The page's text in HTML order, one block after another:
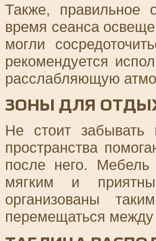
Также, правильное
время сеанса
могли
рекомендуется
расслабляющую
ЗОНЫ ДЛЯ
Не стоит
пространства
после него.
мягким и
организованы
перемещаться между